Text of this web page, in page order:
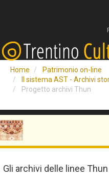
Home
Patrimonio on-line
Il sistema AST - Archivi
Progetto archivi Thun
Gli archivi delle linee